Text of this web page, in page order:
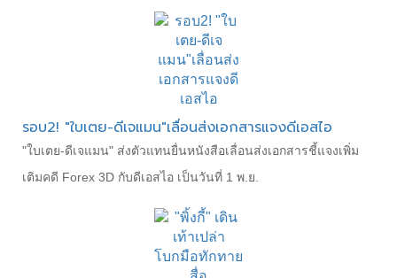
รอบ2! "ใบเตย-ดีเจแมน"เลื่อนส่งเอกสารแจงดีเอสไอ
"ใบเตย-ดีเจแมน" ส่งตัวแทนยื่นหนังสือเลื่อนส่งเอกสารชี้แจงเพิ่ม
เติมคดี Forex 3D กับดีเอสไอ เป็นวันที่ 1 พ.ย.